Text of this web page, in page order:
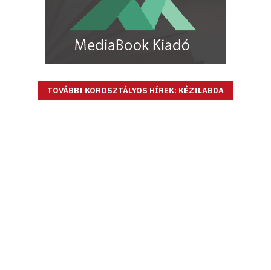
TOVÁBBI KOROSZTÁLYOS HÍREK: KÉZILABDA